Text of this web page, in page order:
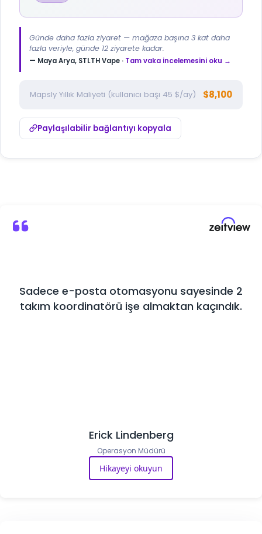
Günde daha fazla ziyaret — mağaza başına 3 kat daha
fazla veriyle, günde 12 ziyarete kadar.
— Maya Arya, STLTH Vape · Tam vaka incelemesini oku →
Mapsly Yıllık Maliyeti (kullanıcı başı 45 $/ay) $8,100
Paylaşılabilir bağlantıyı kopyala
Sadece e-posta otomasyonu sayesinde 2
takım koordinatörü işe almaktan kaçındık.
Erick Lindenberg
Operasyon Müdürü
Hikayeyi okuyun